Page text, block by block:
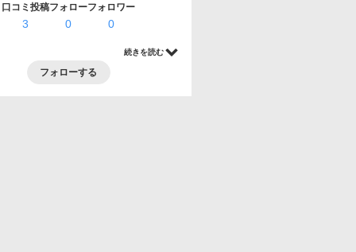
口コミ投稿
3
フォロー
0
フォロワー
0
続きを読む
フォローする